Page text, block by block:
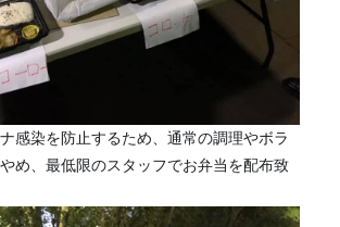
感染を防止するため、通常の調理やボラ
め、最低限のスタッフでお弁当を配布致